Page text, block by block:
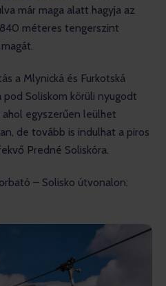
már maga alatt hagyja az
méteres tengerszint
a Mlynická és Furkotská
Soliskom körüli nyugodt
ahol egyszerűen leülhet
de tovább is indulhat a piros
Predné Soliskóra.
– Solisko útvonalon: